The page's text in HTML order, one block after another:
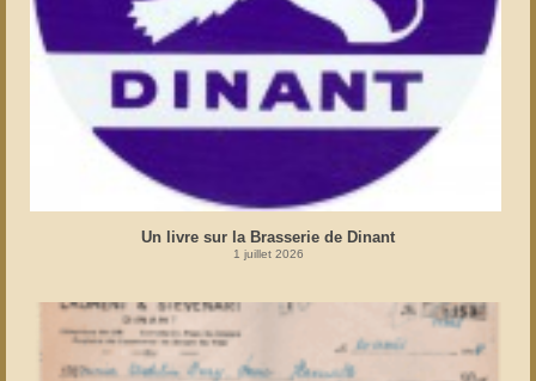
Un livre sur la Brasserie de Dinant
1 juillet 2026